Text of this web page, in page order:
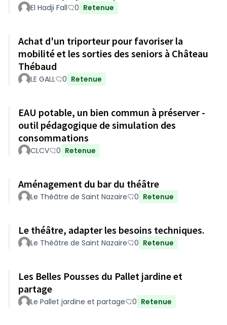
El Hadji Fall 0 Retenue
Achat d'un triporteur pour favoriser la
mobilité et les sorties des seniors à Château
Thébaud
LE GALL 0 Retenue
EAU potable, un bien commun à préserver -
outil pédagogique de simulation des
consommations
CLCV 0 Retenue
Aménagement du bar du théâtre
Le Théâtre de Saint Nazaire 0 Retenue
Le théâtre, adapter les besoins techniques.
Le Théâtre de Saint Nazaire 0 Retenue
Les Belles Pousses du Pallet jardine et
partage
Le Pallet jardine et partage 0 Retenue